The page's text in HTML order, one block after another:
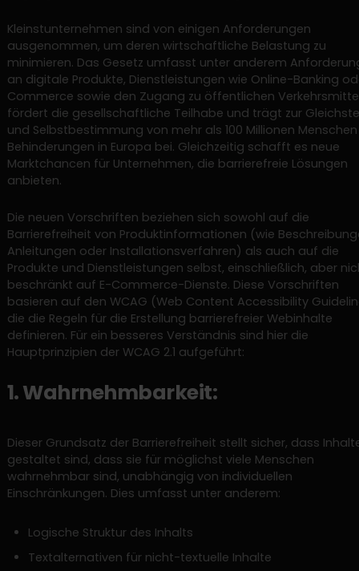
Kleinstunternehmen sind von einigen Anforderungen
ausgenommen, um deren wirtschaftliche Belastung zu
minimieren. Das Gesetz umfasst unter anderem
an digitale Produkte, Dienstleistungen wie Online-Banking
Commerce sowie den Zugang zu öffentlichen
fördert die gesellschaftliche Teilhabe und trägt zur
und Selbstbestimmung von mehr als 100 Millionen
Behinderungen in Europa bei. Gleichzeitig schafft es neue
Marktchancen für Unternehmen, die barrierefreie Lösungen
anbieten.
Die neuen Vorschriften beziehen sich sowohl auf die
Barrierefreiheit von Produktinformationen (wie
Anleitungen oder Installationsverfahren) als auch auf die
Produkte und Dienstleistungen selbst, einschließlich, aber
beschränkt auf E-Commerce-Dienste. Diese Vorschriften
basieren auf den WCAG (Web Content Accessibility
die die Regeln für die Erstellung barrierefreier Webinhalte
definieren. Für ein besseres Verständnis sind hier die
Hauptprinzipien der WCAG 2.1 aufgeführt:
1. Wahrnehmbarkeit:
Dieser Grundsatz der Barrierefreiheit stellt sicher, dass
gestaltet sind, dass sie für möglichst viele Menschen
wahrnehmbar sind, unabhängig von individuellen
Einschränkungen. Dies umfasst unter anderem:
Logische Struktur des Inhalts
Textalternativen für nicht-textuelle Inhalte